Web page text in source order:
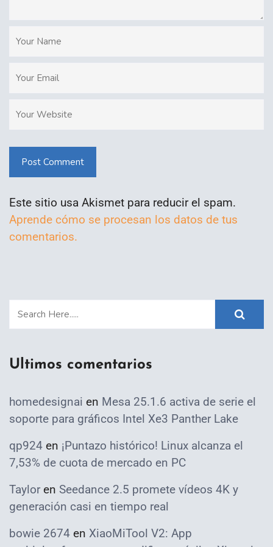
Post Comment
Este sitio usa Akismet para reducir el spam.
Aprende cómo se procesan los datos de tus
comentarios.
Ultimos comentarios
homedesignai en Mesa 25.1.6 activa de serie el
soporte para gráficos Intel Xe3 Panther Lake
qp924 en ¡Puntazo histórico! Linux alcanza el
7,53% de cuota de mercado en PC
Taylor en Seedance 2.5 promete vídeos 4K y
generación casi en tiempo real
bowie 2674 en XiaoMiTool V2: App